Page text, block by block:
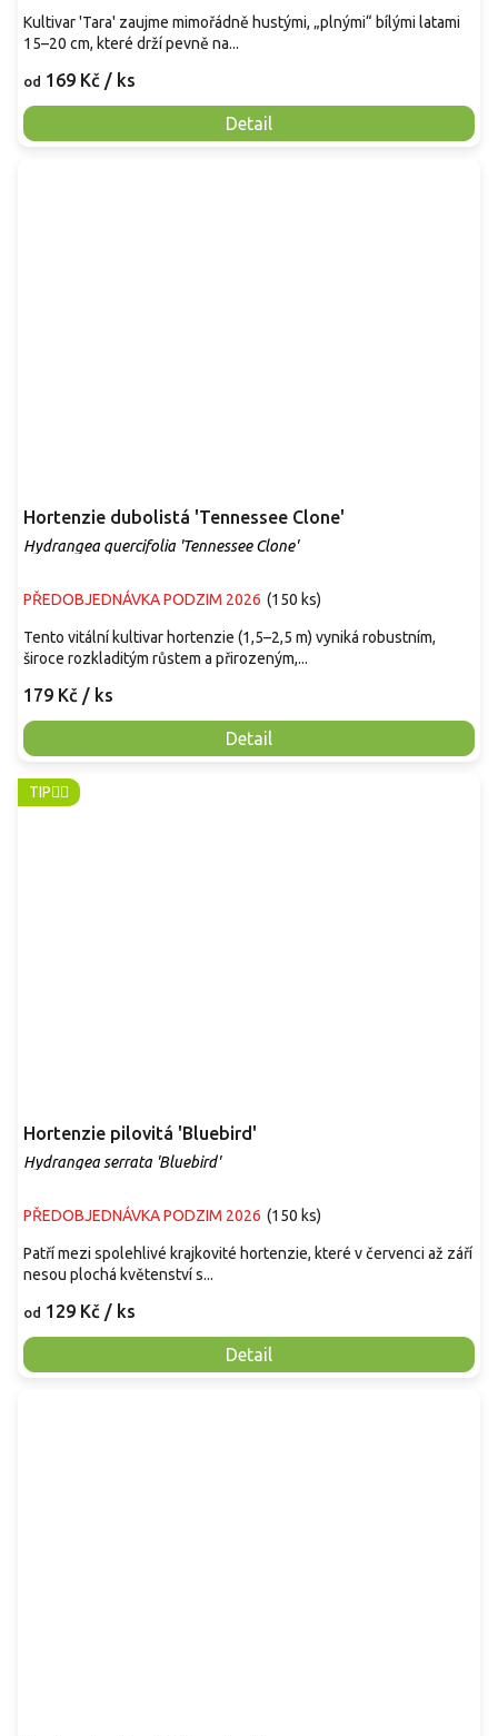
od 169 Kč / ks
Detail
Kultivar 'Tara' zaujme mimořádně hustými, „plnými“ bílými latami
15–20 cm, které drží pevně na...
Hortenzie dubolistá 'Tennessee Clone'
Hydrangea quercifolia 'Tennessee Clone'
PŘEDOBJEDNÁVKA PODZIM 2026 (150 ks)
179 Kč / ks
Detail
Tento vitální kultivar hortenzie (1,5–2,5 m) vyniká robustním,
široce rozkladitým růstem a přirozeným,...
TIP👈🏻
Hortenzie pilovitá 'Bluebird'
Hydrangea serrata 'Bluebird'
PŘEDOBJEDNÁVKA PODZIM 2026 (150 ks)
od 129 Kč / ks
Detail
Patří mezi spolehlivé krajkovité hortenzie, které v červenci až září
nesou plochá květenství s...